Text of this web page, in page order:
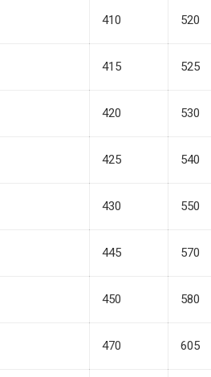
410 520
415 525
420 530
425 540
430 550
445 570
450 580
470 605